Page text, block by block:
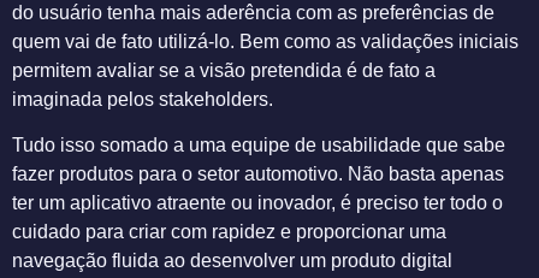
do usuário tenha mais aderência com as preferências de
quem vai de fato utilizá-lo. Bem como as validações iniciais
permitem avaliar se a visão pretendida é de fato a
imaginada pelos stakeholders.
Tudo isso somado a uma equipe de usabilidade que sabe
fazer produtos para o setor automotivo. Não basta apenas
ter um aplicativo atraente ou inovador, é preciso ter todo o
cuidado para criar com rapidez e proporcionar uma
navegação fluida ao desenvolver um produto digital